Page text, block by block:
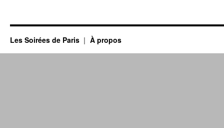
Les Soirées de Paris À propos